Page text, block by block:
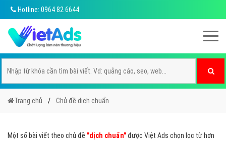
Hotline: 0964 82 6644
Trang chủ Chủ đề dịch chuẩn
Một số bài viết theo chủ đề "dịch chuẩn"được Việt Ads chọn lọc từ hơn